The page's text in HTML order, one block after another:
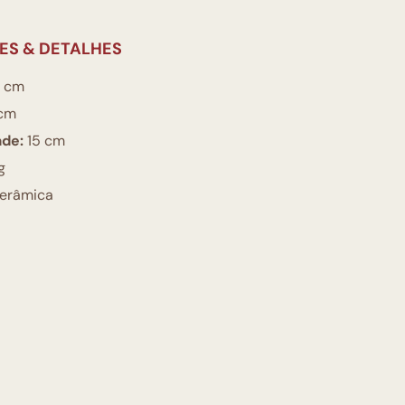
& DETALHES
cm
15 cm